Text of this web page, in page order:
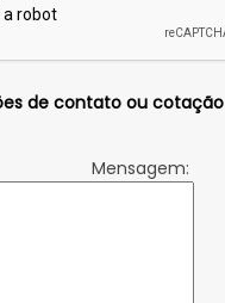
de contato ou cotação
Mensagem: